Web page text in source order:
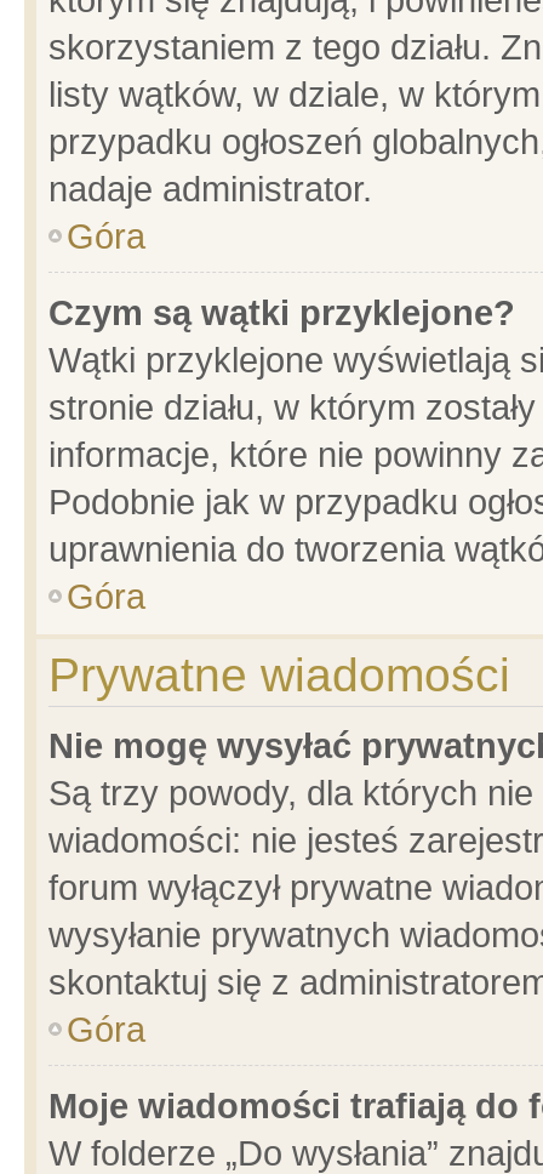
skorzystaniem z tego działu.
listy wątków, w dziale, w
przypadku ogłoszeń
nadaje administrator.
Góra
Czym są wątki przyklejone?
Wątki przyklejone wyświetlają
stronie działu, w którym
informacje, które nie powinny
Podobnie jak w przypadku
uprawnienia do tworzenia
Góra
Prywatne wiadomości
Nie mogę wysyłać
Są trzy powody, dla których
wiadomości: nie jesteś
forum wyłączył prywatne
wysyłanie prywatnych
skontaktuj się z
Góra
Moje wiadomości trafiają do
W folderze „Do wysłania”